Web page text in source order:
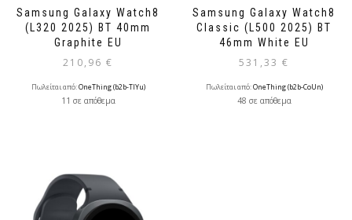
Samsung Galaxy Watch8
(L320 2025) BT 40mm
Graphite EU
210,96 €
Πωλείται από:OneThing (b2b-TlYu)
11 σε απόθεμα
Samsung Galaxy Watch8
Classic (L500 2025) BT
46mm White EU
531,33 €
Πωλείται από:OneThing (b2b-CoUn)
48 σε απόθεμα